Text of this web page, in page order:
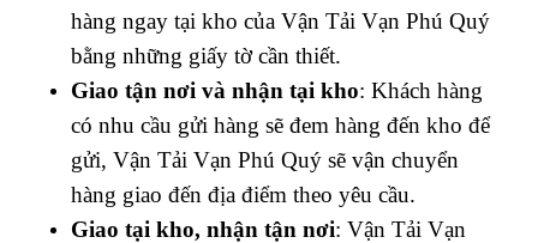
hàng ngay tại kho của Vận Tải Vạn Phú Quý
bằng những giấy tờ cần thiết.
Giao tận nơi và nhận tại kho: Khách hàng
có nhu cầu gửi hàng sẽ đem hàng đến kho để
gửi, Vận Tải Vạn Phú Quý sẽ vận chuyển
hàng giao đến địa điểm theo yêu cầu.
Giao tại kho, nhận tận nơi: Vận Tải Vạn